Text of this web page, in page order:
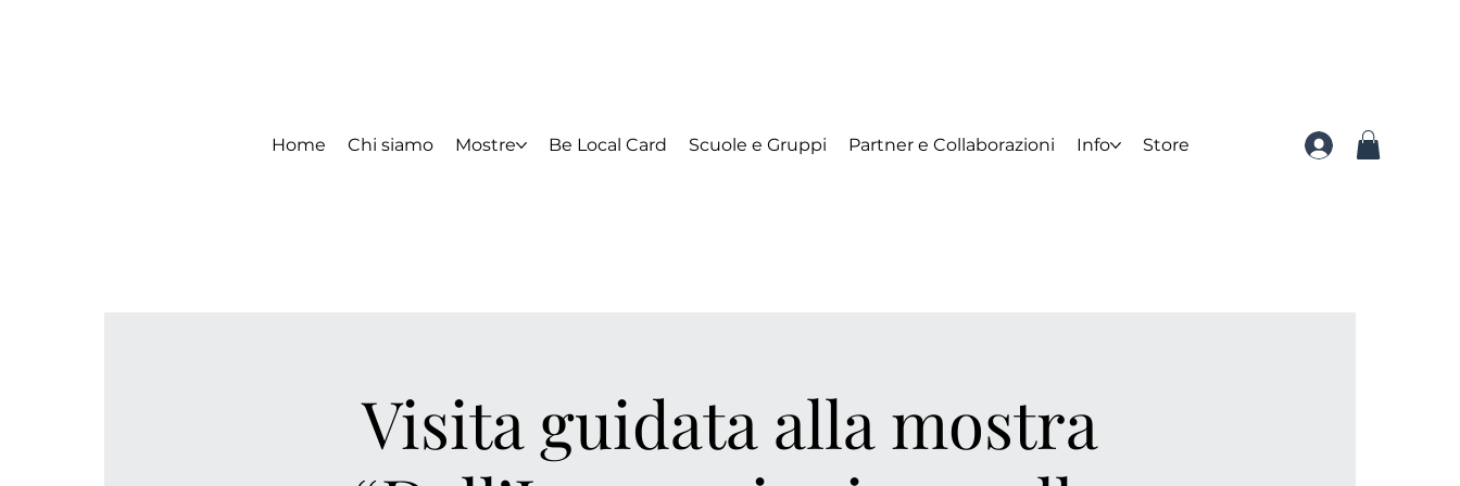
Home Chi siamo Mostre Be Local Card Scuole e Gruppi Partner e Collaborazioni Info Store
Visita guidata alla mostra